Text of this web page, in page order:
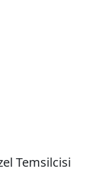
Temsilcisi